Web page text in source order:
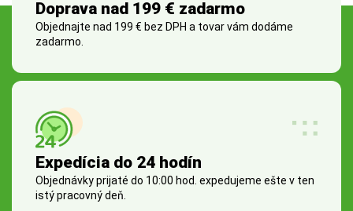
Doprava nad 199 € zadarmo
Objednajte nad 199 € bez DPH a tovar vám dodáme
zadarmo.
Expedícia do 24 hodín
Objednávky prijaté do 10:00 hod. expedujeme ešte v ten
istý pracovný deň.